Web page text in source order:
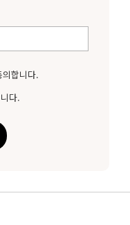
의합니다.
다.